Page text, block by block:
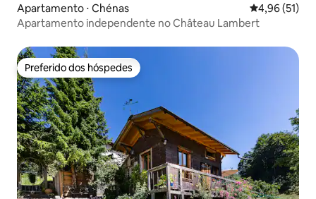
Apartamento ⋅ Chénas 4,96 de uma
4,96 (51)
Apartamento independente no Château Lambert
Preferido dos hóspedes
Preferido dos hóspedes